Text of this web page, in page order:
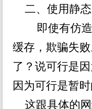
二、使用静态
即使有仿造
缓存，欺骗失
了？说可行是
因为可行是暂
这跟具体的网